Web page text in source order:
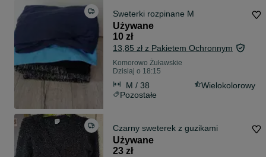
Sweterki rozpinane M
Używane
10 zł
13,85 zł z Pakietem Ochronnym
Komorowo Żuławskie
Dzisiaj o 18:15
M / 38
Wielokolorowy
Pozostałe
Czarny sweterek z guzikami
Używane
23 zł